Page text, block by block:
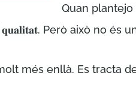
Quan
𝐢 𝐪𝐮𝐚𝐥𝐢𝐭𝐚𝐭. Però això
més enllà. Es tracta